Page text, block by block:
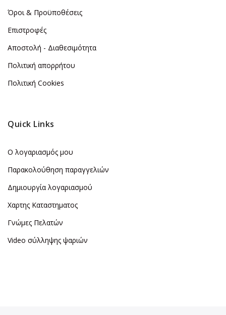
Όροι & Προϋποθέσεις
Επιστροφές
Αποστολή - Διαθεσιμότητα
Πολιτική απορρήτου
Πολιτική Cookies
Quick Links
Ο λογαριασμός μου
Παρακολούθηση παραγγελιών
Δημιουργία λογαριασμού
Χαρτης Καταστηματος
Γνώμες Πελατών
Video σύλληψης ψαριών